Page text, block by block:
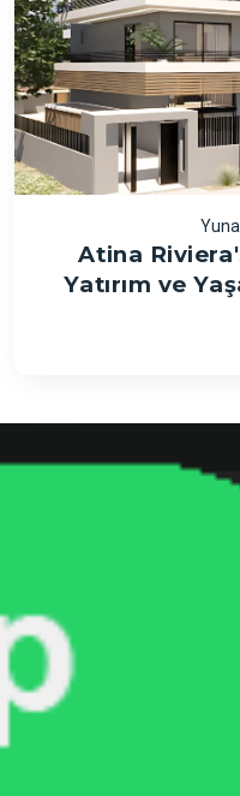
Atina
Yatırım ve
Nadlan Star Global,
veren yeni nesil